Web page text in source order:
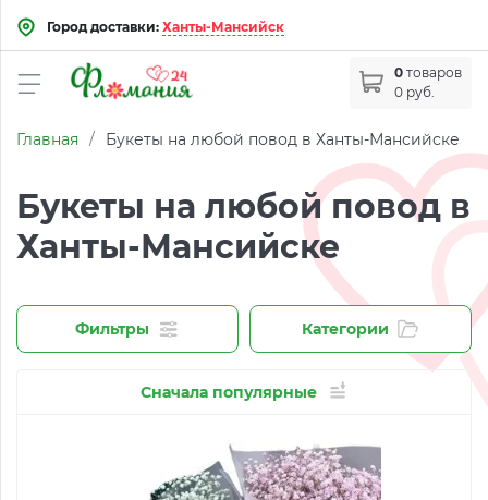
Город доставки: Ханты-Мансийск
0 товаров
0 руб.
Главная / Букеты на любой повод в Ханты-Мансийске
Букеты на любой повод в
Ханты-Мансийске
Фильтры Категории
Сначала популярные